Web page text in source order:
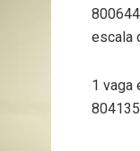
escala
1 vaga